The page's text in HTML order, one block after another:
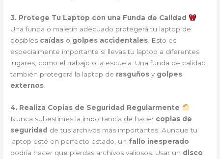
3. Protege Tu Laptop con una Funda de Calidad
Una funda o maletín adecuado protegerá tu laptop de
posibles caídas o golpes accidentales . Esto es
especialmente importante si llevas tu laptop a diferentes
lugares, como el trabajo o la escuela. Una funda de calidad
también protegerá la laptop de rasguños y golpes
externos
4. Realiza Copias de Seguridad Regularmente
Nunca subestimes la importancia de hacer copias de
seguridad de tus archivos más importantes. Aunque tu
laptop esté en perfecto estado, un fallo inesperado
podría hacer que pierdas archivos valiosos. Usar un disco